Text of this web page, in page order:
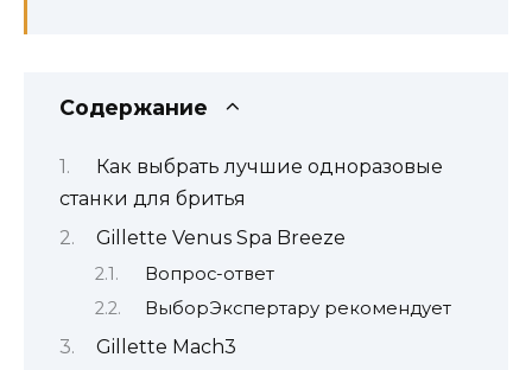
Содержание
Как выбрать лучшие одноразовые
станки для бритья
Gillette Venus Spa Breeze
Вопрос-ответ
ВыборЭкспертару рекомендует
Gillette Mach3